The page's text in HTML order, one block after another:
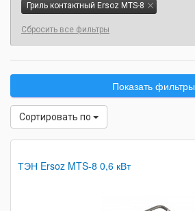
Показать фильтры
Сортировать по
ТЭН Ersoz MTS-8 0,6 кВт
Гриль контактный Ersoz MTS-8
Сбросить все фильтры